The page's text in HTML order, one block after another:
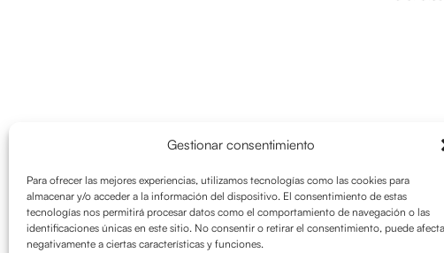
Gestionar consentimiento
Para ofrecer las mejores experiencias, utilizamos tecnologías como las cookies para
almacenar y/o acceder a la información del dispositivo. El consentimiento de estas
tecnologías nos permitirá procesar datos como el comportamiento de navegación o las
identificaciones únicas en este sitio. No consentir o retirar el consentimiento, puede
negativamente a ciertas características y funciones.